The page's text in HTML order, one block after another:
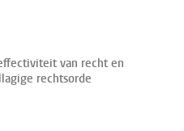
van recht en
rechtsorde